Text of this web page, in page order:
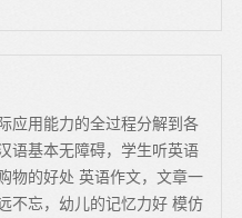
应用能力的全过程分解到各
语基本无障碍，学生听英语
物的好处 英语作文，文章一
不忘，幼儿的记忆力好 模仿